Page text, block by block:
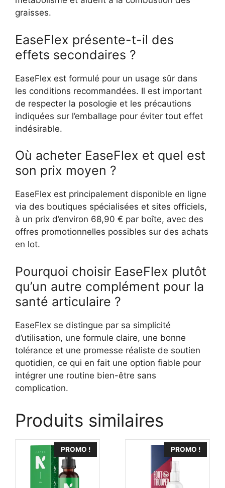
graisses.
EaseFlex présente-t-il des
effets secondaires ?
EaseFlex est formulé pour un usage sûr dans
les conditions recommandées. Il est important
de respecter la posologie et les précautions
indiquées sur l’emballage pour éviter tout effet
indésirable.
Où acheter EaseFlex et quel est
son prix moyen ?
EaseFlex est principalement disponible en ligne
via des boutiques spécialisées et sites officiels,
à un prix d’environ 68,90 € par boîte, avec des
offres promotionnelles possibles sur des achats
en lot.
Pourquoi choisir EaseFlex plutôt
qu’un autre complément pour la
santé articulaire ?
EaseFlex se distingue par sa simplicité
d’utilisation, une formule claire, une bonne
tolérance et une promesse réaliste de soutien
quotidien, ce qui en fait une option fiable pour
intégrer une routine bien-être sans
complication.
Produits similaires
PROMO ! PROMO !